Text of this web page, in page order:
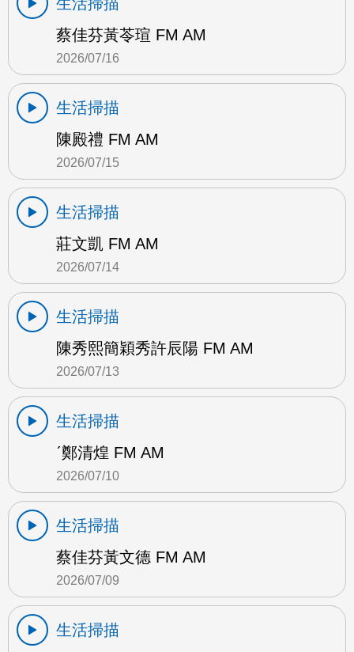
蔡佳芬黃苓瑄 FM AM
2026/07/16
生活掃描
陳殿禮 FM AM
2026/07/15
生活掃描
莊文凱 FM AM
2026/07/14
生活掃描
陳秀熙簡穎秀許辰陽 FM AM
2026/07/13
生活掃描
ˊ鄭清煌 FM AM
2026/07/10
生活掃描
蔡佳芬黃文德 FM AM
2026/07/09
生活掃描